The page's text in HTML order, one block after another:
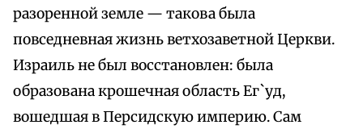
разоренной земле — такова была
повседневная жизнь ветхозаветной Церкви.
Израиль не был восстановлен: была
образована крошечная область Ег`уд,
вошедшая в Персидскую империю. Сам